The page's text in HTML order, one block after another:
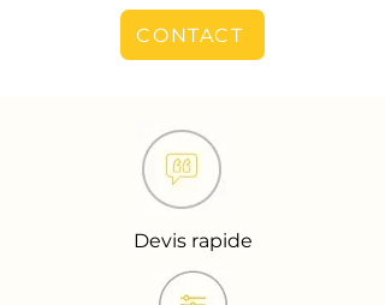
CONTACT
Devis rapide